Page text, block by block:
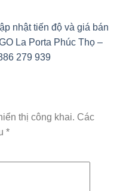
nhật tiến độ và giá bán
La Porta Phúc Thọ –
279 939
thị công khai. Các
*